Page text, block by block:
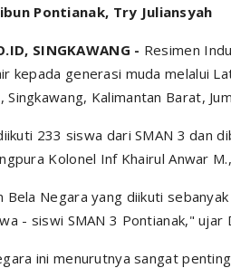
Pontianak, Try Juliansyah
SINGKAWANG - Resimen
kepada generasi muda melalui
Singkawang, Kalimantan Barat,
233 siswa dari SMAN 3 dan
Kolonel Inf Khairul Anwar
Bela Negara yang diikuti
- siswi SMAN 3 Pontianak," ujar
ini menurutnya sangat